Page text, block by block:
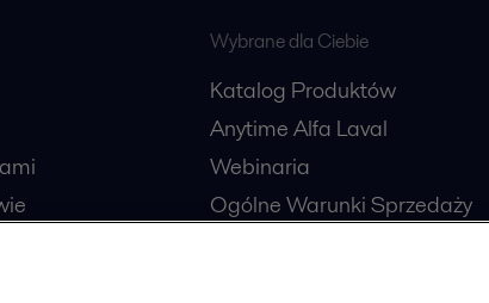
Wybrane dla Ciebie
Katalog Produktów
Anytime Alfa Laval
Webinaria
Ogólne Warunki Sprzedaży